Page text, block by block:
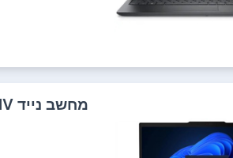
מחשב נייד Lenovo ThinkPad T16 Gen 4 21QE0051IV לנובו